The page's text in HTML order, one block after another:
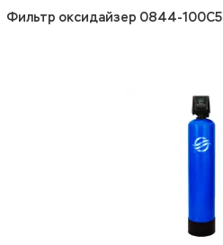
Фильтр оксидайзер 0844-100С5